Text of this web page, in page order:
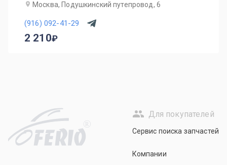
Москва, Подушкинский путепровод, 6
(916) 092-41-29
2 210
R
Для покупателей
Сервис поиска запчастей
Компании